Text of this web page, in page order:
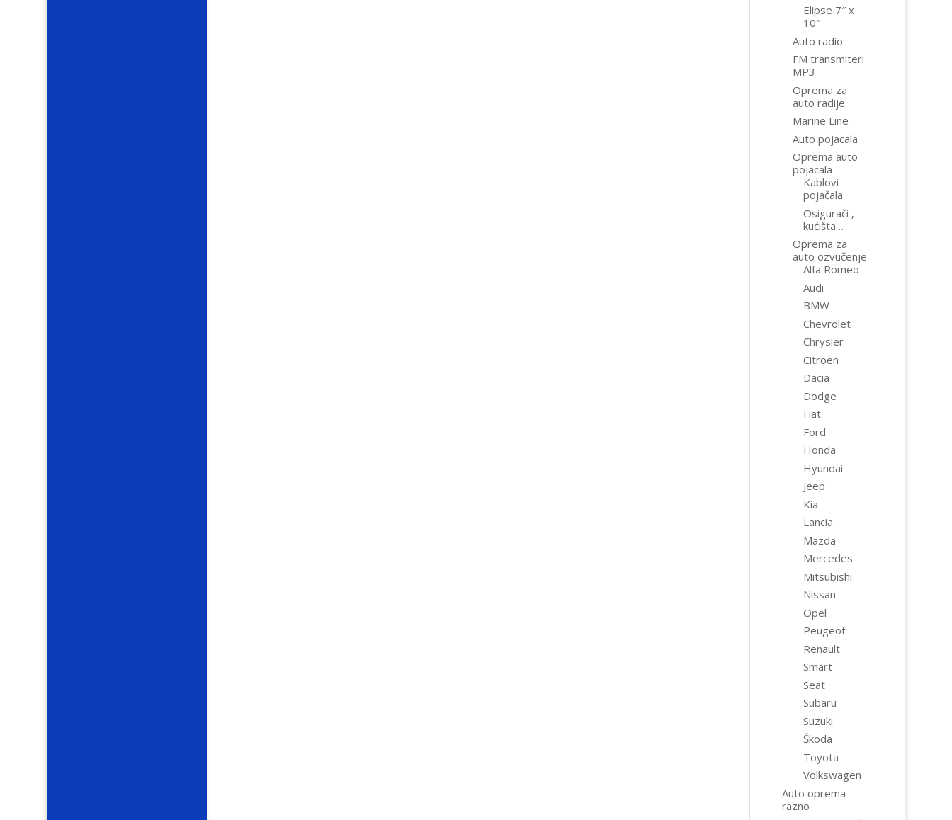
Elipse 7″ x
10″
Auto radio
FM transmiteri
MP3
Oprema za
auto radije
Marine Line
Auto pojacala
Oprema auto
pojacala
Kablovi
pojačala
Osigurači ,
kućišta…
Oprema za
auto ozvučenje
Alfa Romeo
Audi
BMW
Chevrolet
Chrysler
Citroen
Dacia
Dodge
Fiat
Ford
Honda
Hyundai
Jeep
Kia
Lancia
Mazda
Mercedes
Mitsubishi
Nissan
Opel
Peugeot
Renault
Smart
Seat
Subaru
Suzuki
Škoda
Toyota
Volkswagen
Auto oprema-
razno